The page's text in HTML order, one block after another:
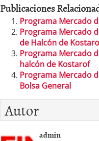
Publicaciones
Programa Mercado
Programa Mercado
de Halcón de
Programa Mercado
halcón de Kostarof
Programa Mercado
Bolsa General
Autor
admin